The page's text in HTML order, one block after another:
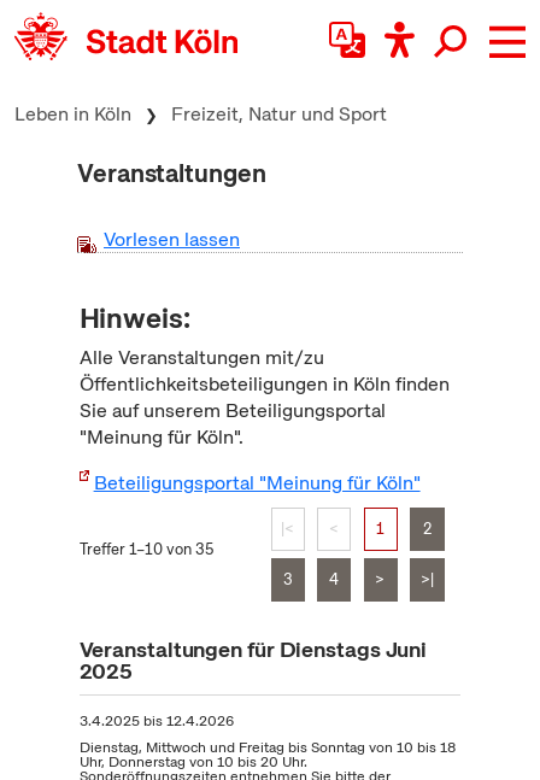
zum Inhalt springen
Leben in Köln Freizeit, Natur und Sport
Veranstaltungen
Vorlesen lassen
Hinweis:
Alle Veranstaltungen mit/zu
Öffentlichkeitsbeteiligungen in Köln finden
Sie auf unserem Beteiligungsportal
"Meinung für Köln".
Beteiligungsportal "Meinung für Köln"
Treffer 1–10 von 35
|< < 1 2
3 4 > >|
Veranstaltungen für Dienstags Juni
2025
3.4.2025bis12.4.2026
Dienstag, Mittwoch und Freitag bis Sonntag von 10 bis 18
Uhr, Donnerstag von 10 bis 20 Uhr.